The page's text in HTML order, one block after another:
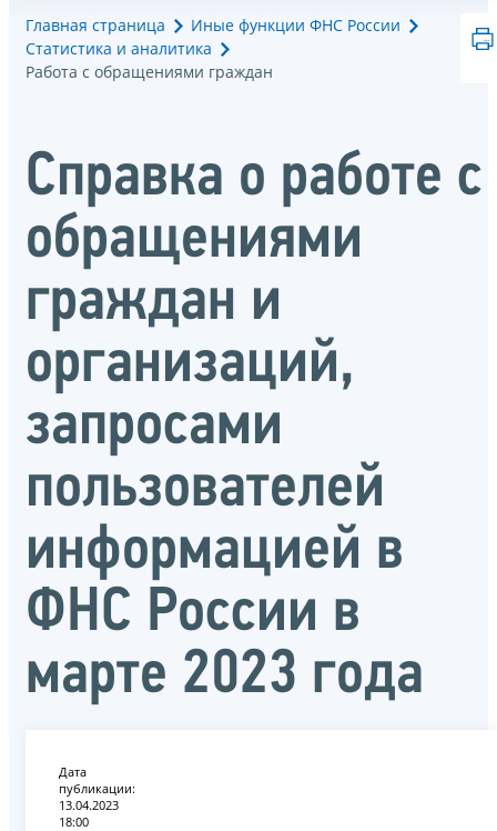
Главная страница
Иные функции ФНС России
Статистика и аналитика
Работа с обращениями граждан
Справка о работе с
обращениями
граждан и
организаций,
запросами
пользователей
информацией в
ФНС России в
марте 2023 года
Дата
публикации:
13.04.2023
18:00